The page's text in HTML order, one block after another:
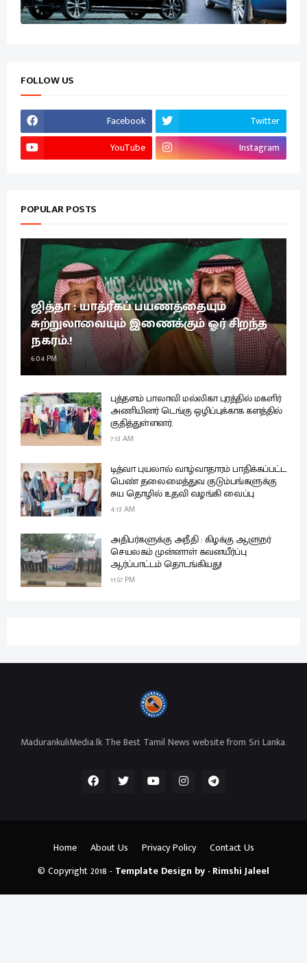
FOLLOW US
Facebook
Twitter
YouTube
Instagram
POPULAR POSTS
ஜித்தா : யாத்ரீகப் பயணத்தையும்
சுற்றுலாவையும் இணைக்கும் ஓர் சிறந்த
நகரம்.!
6:04 PM
புத்தளம் பாலாவி மல்லிகா புரத்தில் மகளிர்
அணியினர் டெங்கு ஒழிப்புக்காக களத்தில்
குதித்துள்ளனர்.
7:13 AM
டித்வா புயலால் வாழ்வாதாரம் பாதிக்கப்பட்ட
பெண் தலைமைத்துவ குடும்பங்களுக்கு
சுய தொழில் உதவி வழங்கி வைப்பு
4:13 AM
அதிபர்களுக்கு அநீதி : கிழக்கு ஆளுநர்
செயலகம் முன்னாள் கவனயீர்ப்பு
ஆர்ப்பாட்டம் தொடங்கியது!
11:57 PM
MadurankuliMedia.lk The Best Tamil News website from Sri Lanka.
© Copyright 2018 - Template Design by - Rimshi Jaleel
Home About Us Privacy Policy Contact Us